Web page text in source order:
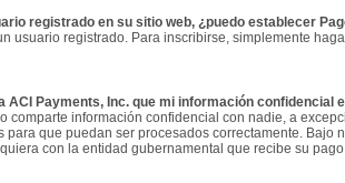
registrado en su sitio web, ¿puedo establecer
usuario registrado. Para inscribirse, simplemente
ACI Payments, Inc. que mi información confidencial
comparte información confidencial con nadie, a
para que puedan ser procesados correctamente.
con la entidad gubernamental que recibe su